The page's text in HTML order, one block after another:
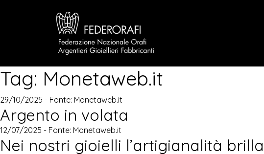
Tag: Monetaweb.it
29/10/2025 - Fonte: Monetaweb.it
Argento in volata
12/07/2025 - Fonte: Monetaweb.it
Nei nostri gioielli l’artigianalità